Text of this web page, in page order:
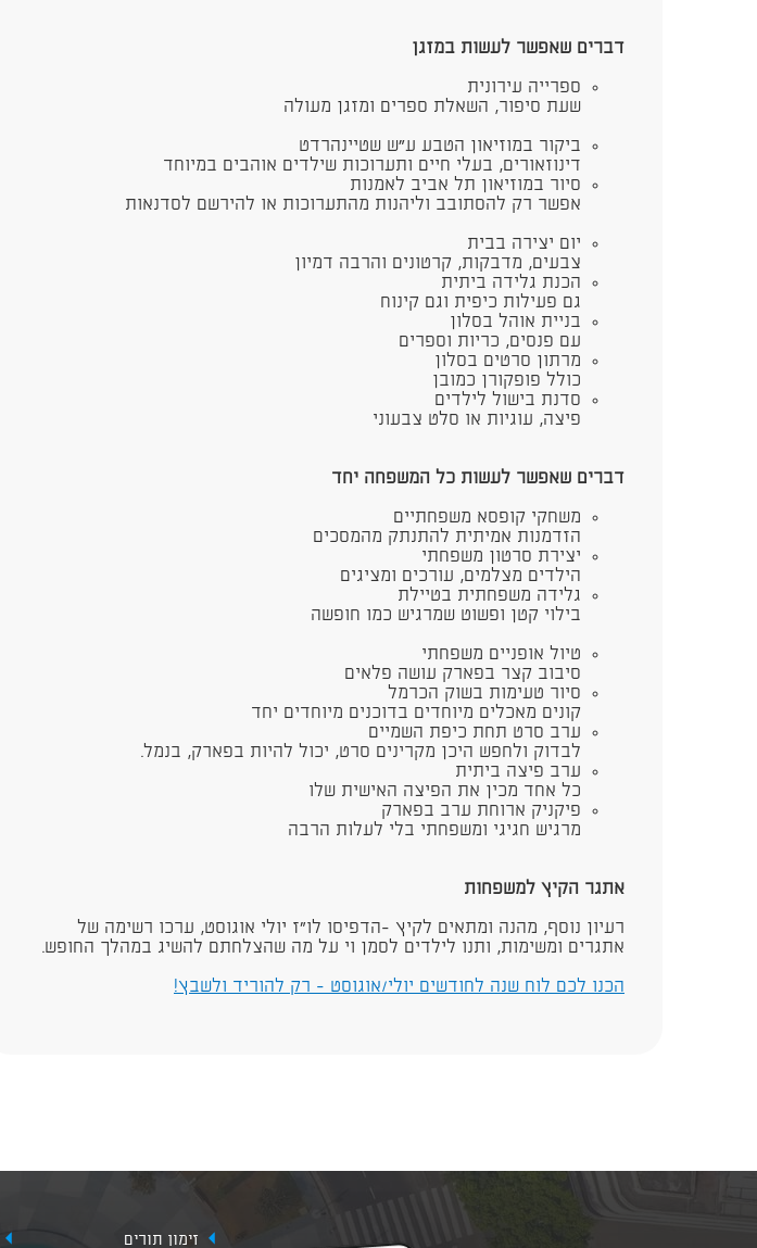
​דברים שאפשר לעשות במזגן
ספרייה עירונית
שעת סיפור, השאלת ספרים ומזגן מעולה
ביקור במוזיאון הטבע ע״ש שטיינהרדט
דינוזאורים, בעלי חיים ותערוכות שילדים אוהבים במיוחד
סיור במוזיאון תל אביב לאמנות
אפשר רק להסתובב וליהנות מהתערוכות או להירשם לסדנאות
יום יצירה בבית
צבעים, מדבקות, קרטונים והרבה דמיון
הכנת גלידה ביתית
גם פעילות כיפית וגם קינוח
בניית אוהל בסלון
עם פנסים, כריות וספרים
מרתון סרטים בסלון
כולל פופקורן כמובן
סדנת בישול לילדים
פיצה, עוגיות או סלט צבעוני
דברים שאפשר לעשות כל המשפחה יחד
משחקי קופסא משפחתיים
הזדמנות אמיתית להתנתק מהמסכים
יצירת סרטון משפחתי
הילדים מצלמים, עורכים ומציגים
גלידה משפחתית בטיילת
בילוי קטן ופשוט שמרגיש כמו חופשה
טיול אופניים משפחתי
סיבוב קצר בפארק עושה פלאים
​סיור טעימות בשוק הכרמל
קונים מאכלים מיוחדים בדוכנים מיוחדים יחד
ערב סרט תחת כיפת השמיים
לבדוק ולחפש היכן מקרינים סרט, יכול להיות בפארק, בנמל.
ערב פיצה ביתית
כל אחד מכין את הפיצה האישית שלו
פיקניק ארוחת ערב בפארק
מרגיש חגיגי ומשפחתי בלי לעלות הרבה
אתגר הקיץ למשפחות
רעיון נוסף, מהנה ומתאים לקיץ -הדפיסו לו"ז יולי אוגוסט, ערכו רשימה של
אתגרים ומשימות, ותנו לילדים לסמן וי על מה שהצלחתם להשיג במהלך החופש.
הכנו לכם לוח שנה לחודשים יולי/אוגוסט - רק להוריד ולשבץ!​
זימון תורים